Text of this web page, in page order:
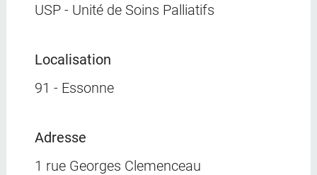
USP - Unité de Soins Palliatifs
Localisation
91 - Essonne
Adresse
1 rue Georges Clemenceau